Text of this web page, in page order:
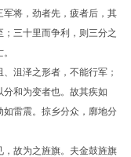
将，劲者先，疲者后，其
三十里而争利，则三分之
沮泽之形者，不能行军；
和为变者也。故其疾如
如雷震。掠乡分众，廓地分
，故为之旌旗。夫金鼓旌旗